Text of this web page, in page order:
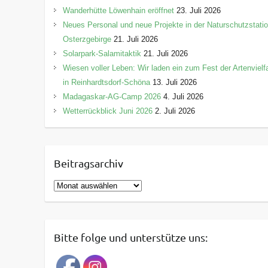
Wanderhütte Löwenhain eröffnet 23. Juli 2026
Neues Personal und neue Projekte in der
Osterzgebirge 21. Juli 2026
Solarpark-Salamitaktik 21. Juli 2026
Wiesen voller Leben: Wir laden ein zum Fest der
in Reinhardtsdorf-Schöna 13. Juli 2026
Madagaskar-AG-Camp 2026 4. Juli 2026
Wetterrückblick Juni 2026 2. Juli 2026
Beitragsarchiv
B
e
rBitte folge und unterstütze uns: